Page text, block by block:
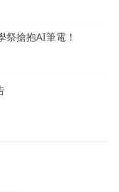
祭搶抱AI筆電！